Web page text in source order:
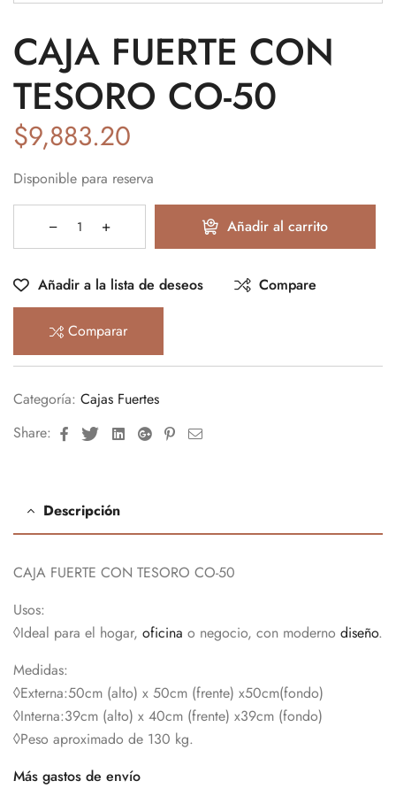
CAJA FUERTE CON
TESORO CO-50
$9,883.20
Disponible para reserva
Añadir al carrito
Añadir a la lista de deseos Compare
Comparar
Categoría: Cajas Fuertes
Share:
FacebookTwitterLinkedinGoogle+Pinterest
Email
Descripción
CAJA FUERTE CON TESORO CO-50
Usos:
◊Ideal para el hogar, oficina o negocio, con moderno diseño.
Medidas:
◊Externa:50cm (alto) x 50cm (frente) x50cm(fondo)
◊Interna:39cm (alto) x 40cm (frente) x39cm (fondo)
◊Peso aproximado de 130 kg.
Más gastos de envío